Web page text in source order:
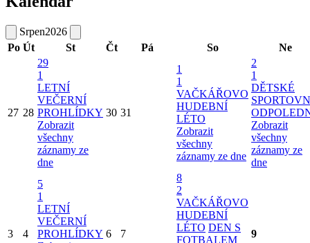
Srpen2026
Po Út St Čt Pá So Ne
27 28
29
1
LETNÍ
VEČERNÍ
PROHLÍDKY
Zobrazit
všechny
záznamy ze
dne
30 31
1
1
VAČKÁŘOVO
HUDEBNÍ
LÉTO
Zobrazit
všechny
záznamy ze dne
2
1
DĚTSKÉ
Zobrazit
všechny
záznamy ze
dne
3 4
5
1
LETNÍ
VEČERNÍ
PROHLÍDKY 6 7
8
2
VAČKÁŘOVO
HUDEBNÍ
LÉTO DEN S
FOTBALEM
9